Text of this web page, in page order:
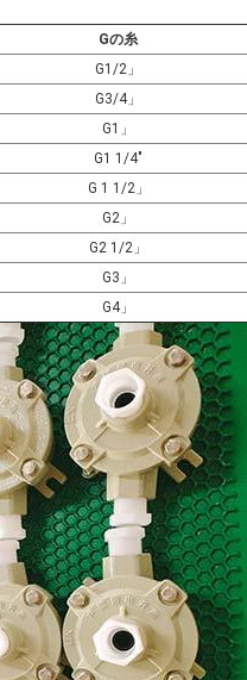
Gの糸
G1/2」
G3/4」
G1」
G1 1/4"
G 1 1/2」
G2」
G2 1/2」
G3」
G4」